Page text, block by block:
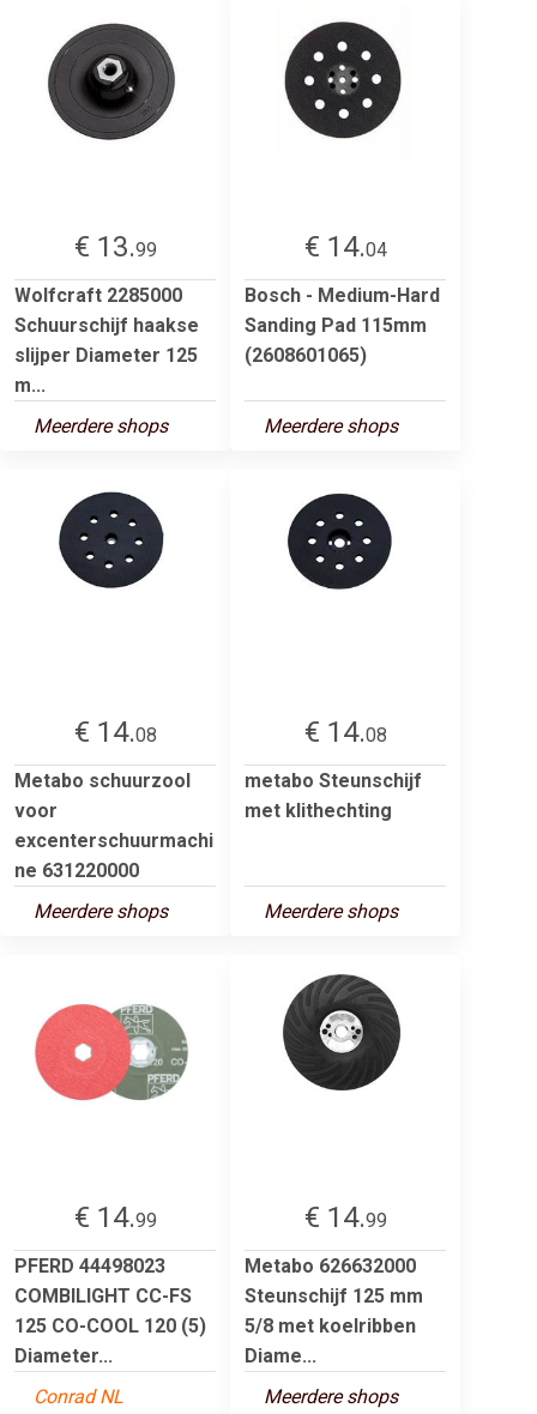
€ 13.99
Wolfcraft 2285000
Schuurschijf haakse
slijper Diameter 125
m...
Meerdere shops
€ 14.04
Bosch - Medium-Hard
Sanding Pad 115mm
(2608601065)
Meerdere shops
€ 14.08
Metabo schuurzool
voor
excenterschuurmachi
ne 631220000
Meerdere shops
€ 14.08
metabo Steunschijf
met klithechting
Meerdere shops
€ 14.99
PFERD 44498023
COMBILIGHT CC-FS
125 CO-COOL 120 (5)
Diameter...
Conrad NL
€ 14.99
Metabo 626632000
Steunschijf 125 mm
5/8 met koelribben
Diame...
Meerdere shops